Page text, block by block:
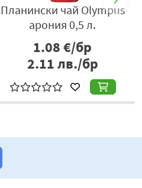
Планински чай Olympus
арония 0,5 л.
1.08€/бр
2.11лв./бр